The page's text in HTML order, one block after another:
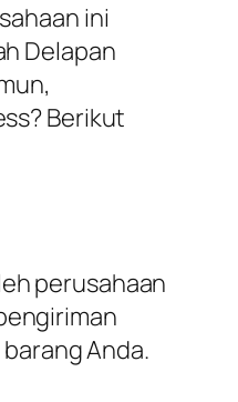
ini
Delapan
Berikut
perusahaan
Anda.